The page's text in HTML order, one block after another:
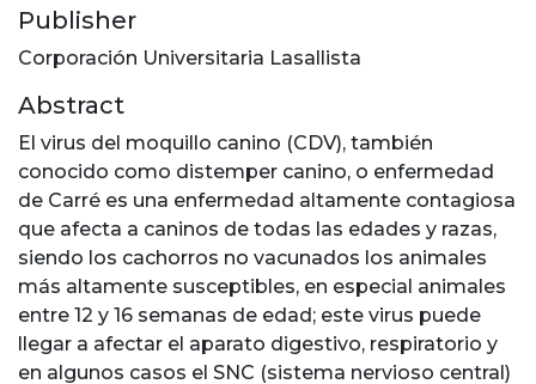
Publisher
Corporación Universitaria Lasallista
Abstract
El virus del moquillo canino (CDV), también
conocido como distemper canino, o enfermedad
de Carré es una enfermedad altamente contagiosa
que afecta a caninos de todas las edades y razas,
siendo los cachorros no vacunados los animales
más altamente susceptibles, en especial animales
entre 12 y 16 semanas de edad; este virus puede
llegar a afectar el aparato digestivo, respiratorio y
en algunos casos el SNC (sistema nervioso central)